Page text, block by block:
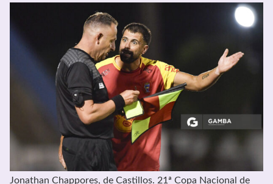
Jonathan Chappores, de Castillos. 21ª Copa Nacional de